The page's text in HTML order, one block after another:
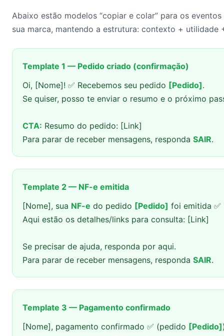
Abaixo estão modelos “copiar e colar” para os
sua marca, mantendo a estrutura: contexto + utilidade
Template 1 — Pedido criado (confirmação)
Oi, [Nome]! ✅ Recebemos seu pedido [Pedido].
Se quiser, posso te enviar o resumo e o próximo
CTA: Resumo do pedido: [Link]
Para parar de receber mensagens, responda SAIR.
Template 2 — NF-e emitida
[Nome], sua NF-e do pedido [Pedido] foi emitida ✅
Aqui estão os detalhes/links para consulta: [Link]
Se precisar de ajuda, responda por aqui.
Para parar de receber mensagens, responda SAIR.
Template 3 — Pagamento confirmado
[Nome], pagamento confirmado ✅ (pedido [Pedido]